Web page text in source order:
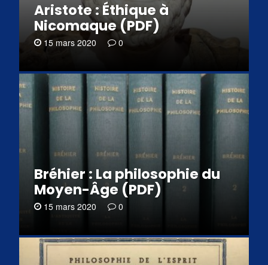
Aristote : Éthique à
Nicomaque (PDF)
15 mars 2020 0
Bréhier : La philosophie du
Moyen-Âge (PDF)
15 mars 2020 0